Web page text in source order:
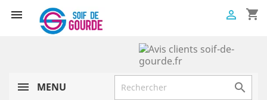
 shopping_cart

MENU 